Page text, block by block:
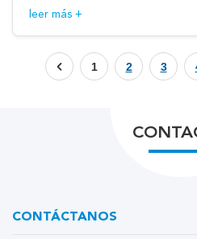
leer más +
1 2 3
CONTÁCTANOS